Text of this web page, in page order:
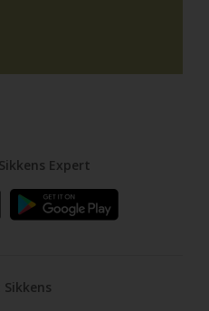
Expert
Sikkens